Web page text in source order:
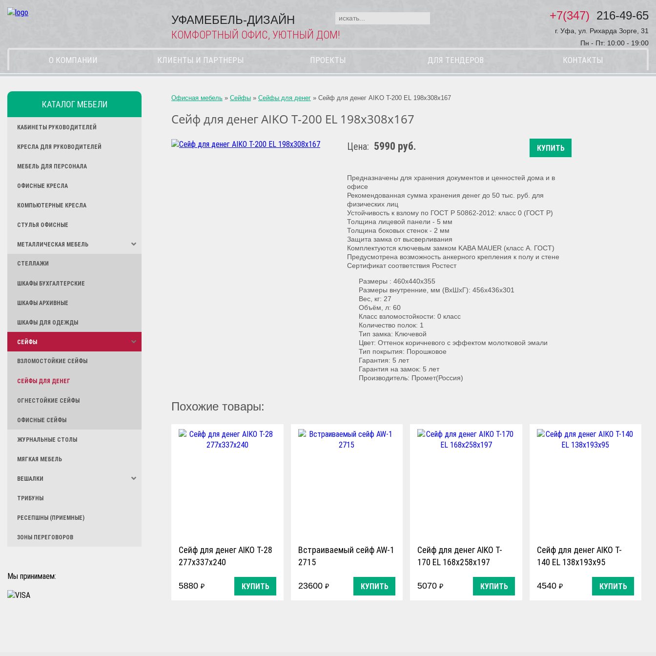
УФАМЕБЕЛЬ-ДИЗАЙН
КОМФОРТНЫЙ ОФИС, УЮТНЫЙ ДОМ!
+7(347) 216-49-65
г. Уфа, ул. Рихарда Зорге, 31
Пн - Пт: 10:00 - 19:00
О КОМПАНИИ КЛИЕНТЫ И ПАРТНЕРЫ ПРОЕКТЫ ДЛЯ ТЕНДЕРОВ КОНТАКТЫ
КАТАЛОГ МЕБЕЛИ
КАБИНЕТЫ РУКОВОДИТЕЛЕЙ
КРЕСЛА ДЛЯ РУКОВОДИТЕЛЕЙ
МЕБЕЛЬ ДЛЯ ПЕРСОНАЛА
ОФИСНЫЕ КРЕСЛА
КОМПЬЮТЕРНЫЕ КРЕСЛА
СТУЛЬЯ ОФИСНЫЕ
МЕТАЛЛИЧЕСКАЯ МЕБЕЛЬ
СТЕЛЛАЖИ
ШКАФЫ БУХГАЛТЕРСКИЕ
ШКАФЫ АРХИВНЫЕ
ШКАФЫ ДЛЯ ОДЕЖДЫ
СЕЙФЫ
ВЗЛОМОСТОЙКИЕ СЕЙФЫ
СЕЙФЫ ДЛЯ ДЕНЕГ
ОГНЕСТОЙКИЕ СЕЙФЫ
ОФИСНЫЕ СЕЙФЫ
ЖУРНАЛЬНЫЕ СТОЛЫ
МЯГКАЯ МЕБЕЛЬ
ВЕШАЛКИ
ТРИБУНЫ
РЕСЕПШНЫ (ПРИЕМНЫЕ)
ЗОНЫ ПЕРЕГОВОРОВ
Мы принимаем:
Офисная мебель » Сейфы » Сейфы для денег » Сейф для денег AIKO T-200 EL 198x308x167
Сейф для денег AIKO T-200 EL 198x308x167
Цена: 5990 руб. КУПИТЬ
Предназначены для хранения документов и ценностей дома и в
офисе
Рекомендованная сумма хранения денег до 50 тыс. руб. для
физических лиц
Устойчивость к взлому по ГОСТ Р 50862-2012: класс 0 (ГОСТ Р)
Толщина лицевой панели - 5 мм
Толщина боковых стенок - 2 мм
Защита замка от высверливания
Комплектуются ключевым замком KABA MAUER (класс А. ГОСТ)
Предусмотрена возможность анкерного крепления к полу и стене
Сертификат соответствия Ростест
Размеры : 460x440x355
Размеры внутренние, мм (ВхШхГ): 456x436x301
Вес, кг: 27
Объём, л: 60
Класс взломостойкости: 0 класс
Количество полок: 1
Тип замка: Ключевой
Цвет: Оттенок коричневого с эффектом молотковой эмали
Тип покрытия: Порошковое
Гарантия: 5 лет
Гарантия на замок: 5 лет
Производитель: Промет(Россия)
Похожие товары:
Сейф для денег AIKO T-28
277x337x240
5880 ₽ КУПИТЬ
Встраиваемый сейф AW-1
2715
23600 ₽ КУПИТЬ
Сейф для денег AIKO T-
170 EL 168x258x197
5070 ₽ КУПИТЬ
Сейф для денег AIKO T-
140 EL 138х193х95
4540 ₽ КУПИТЬ